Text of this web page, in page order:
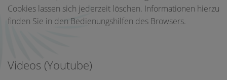
Cookies lassen sich jederzeit löschen. Informationen hierzu
finden Sie in den Bedienungshilfen des Browsers.
Videos (Youtube)